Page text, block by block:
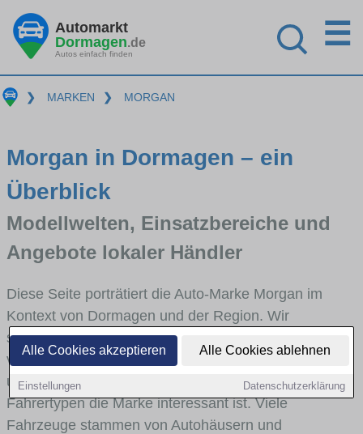
Alle Cookies akzeptieren Alle Cookies ablehnen
Einstellungen Datenschutzerklärung
Automarkt
Dormagen.de
Autos einfach finden
☰
❯ MARKEN ❯ MORGAN
Morgan in Dormagen – ein
Überblick
Modellwelten, Einsatzbereiche und
Angebote lokaler Händler
Diese Seite porträtiert die Auto-Marke Morgan im
Kontext von Dormagen und der Region. Wir
skizzieren, in welchen Fahrzeugklassen Morgan stark
vertreten ist, welche Modellreihen häufig im Stadt-
und Umlandverkehr zu sehen sind und für welche
Fahrertypen die Marke interessant ist. Viele
Fahrzeuge stammen von Autohäusern und